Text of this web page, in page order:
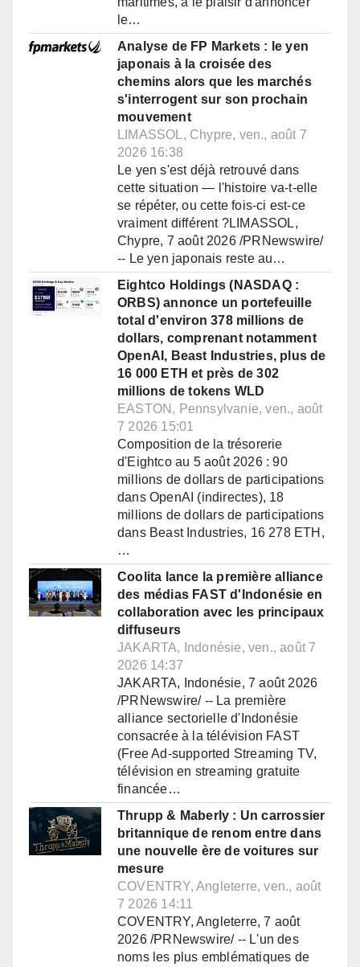
le…
Analyse de FP Markets : le yen
japonais à la croisée des
chemins alors que les marchés
s'interrogent sur son prochain
mouvement
LIMASSOL, Chypre, ven., août 7
2026 16:38
Le yen s'est déjà retrouvé dans
cette situation — l'histoire va-t-elle
se répéter, ou cette fois-ci est-ce
vraiment différent ?LIMASSOL,
Chypre, 7 août 2026 /PRNewswire/
-- Le yen japonais reste au…
Eightco Holdings (NASDAQ :
ORBS) annonce un portefeuille
total d'environ 378 millions de
dollars, comprenant notamment
OpenAI, Beast Industries, plus de
16 000 ETH et près de 302
millions de tokens WLD
EASTON, Pennsylvanie, ven., août
7 2026 15:01
Composition de la trésorerie
d'Eightco au 5 août 2026 : 90
millions de dollars de participations
dans OpenAI (indirectes), 18
millions de dollars de participations
dans Beast Industries, 16 278 ETH,
…
Coolita lance la première alliance
des médias FAST d'Indonésie en
collaboration avec les principaux
diffuseurs
JAKARTA, Indonésie, ven., août 7
2026 14:37
JAKARTA, Indonésie, 7 août 2026
/PRNewswire/ -- La première
alliance sectorielle d'Indonésie
consacrée à la télévision FAST
(Free Ad-supported Streaming TV,
télévision en streaming gratuite
financée…
Thrupp & Maberly : Un carrossier
britannique de renom entre dans
une nouvelle ère de voitures sur
mesure
COVENTRY, Angleterre, ven., août
7 2026 14:11
COVENTRY, Angleterre, 7 août
2026 /PRNewswire/ -- L'un des
noms les plus emblématiques de